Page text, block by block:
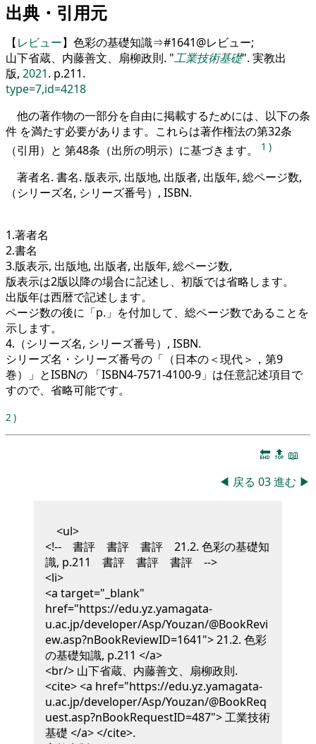
出典・引用元
【レビュー】色彩の基礎知識⇒#1641@レビュー;
山下省蔵、内藤善文、扇柳政則. 工業技術基礎 . 実教出
版, 2021. p.211.
type=7,id=4218
他の著作物の一部分を自由に掲載するためには、以下の条
件 を満たす必要があります。これらは著作権法の第32条
（引用）と 第48条（出所の明示）に基づきます。
1 )
著者名. 書名. 版表示, 出版地, 出版者, 出版年, 総ページ数,
（シリーズ名, シリーズ番号）, ISBN.
1.著者名
2.書名
3.版表示, 出版地, 出版者, 出版年, 総ページ数,
版表示は2版以降の場合に記述し、初版では省略します。
出版年は西暦で記述します。
ページ数の後に「p.」を付加して、総ページ数であることを
示します。
4.（シリーズ名, シリーズ番号）, ISBN.
シリーズ名・シリーズ番号の「（日本の＜現代＞，第9
巻）」とISBNの 「ISBN4-7571-4100-9」は任意記述項目で
すので、省略可能です。
2 )
🔚 🔝 📖
◀ 戻る 03進む ▶
<ul>
<!-- 書評 書評 書評 21.2. 色彩の基礎知
識, p.211 書評 書評 書評 -->
<li>
<a target="_blank"
href="https://edu.yz.yamagata-
u.ac.jp/developer/Asp/Youzan/@BookRevi
ew.asp?nBookReviewID=1641"> 21.2. 色彩
の基礎知識, p.211 </a>
<br/> 山下省蔵、内藤善文、扇柳政則.
<cite> <a href="https://edu.yz.yamagata-
u.ac.jp/developer/Asp/Youzan/@BookReq
uest.asp?nBookRequestID=487"> 工業技術
基礎 </a> </cite>.